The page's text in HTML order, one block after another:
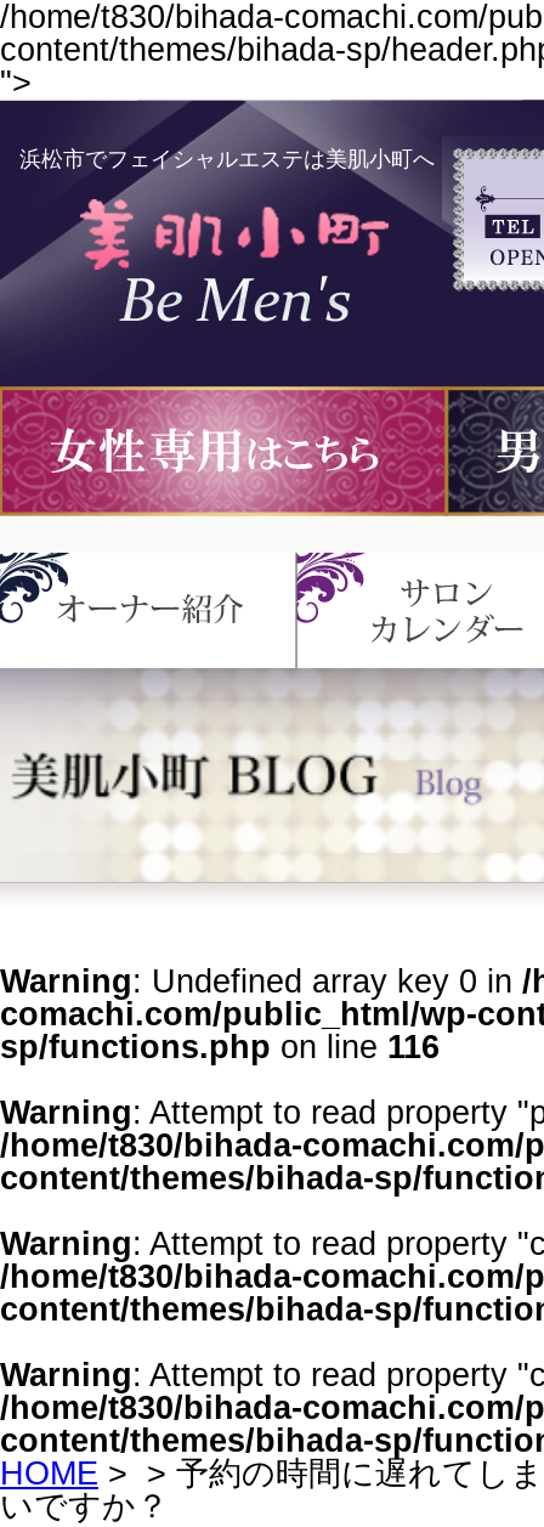
/home/t830/bihada-comachi.com/
content/themes/bihada-sp/
">
浜松市でフェイシャルエステは美肌小町へ
Warning: Undefined array key 0 in /
comachi.com/public_html/wp-
sp/functions.php on line 116
Warning: Attempt to read property
/home/t830/bihada-comachi.com/
content/themes/bihada-sp/
Warning: Attempt to read property
/home/t830/bihada-comachi.com/
content/themes/bihada-sp/
Warning: Attempt to read property
/home/t830/bihada-comachi.com/
content/themes/bihada-sp/
HOME > > 予約の時間に遅れてし
いですか？